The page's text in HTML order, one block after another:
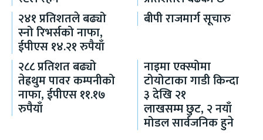
२४१ प्रतिशतले बढ्यो
स्नो रिभर्सको नाफा,
ईपीएस १४.२१ रुपैयाँ
बीपी राजमार्ग सूचारु
२८८ प्रतिशत बढ्यो
तेह्रथुम पावर कम्पनीको
नाफा, ईपीएस ११.१७
रुपैयाँ
नाइमा एक्स्पोमा
टोयोटाका गाडी किन्दा
३ देखि २१
लाखसम्म छुट, २ नयाँ
मोडल सार्वजनिक हुने